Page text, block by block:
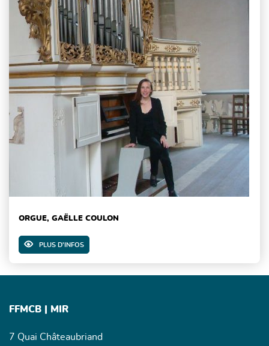
ORGUE, GAËLLE COULON
PLUS D'INFOS
FFMCB | MIR
7 Quai Châteaubriand